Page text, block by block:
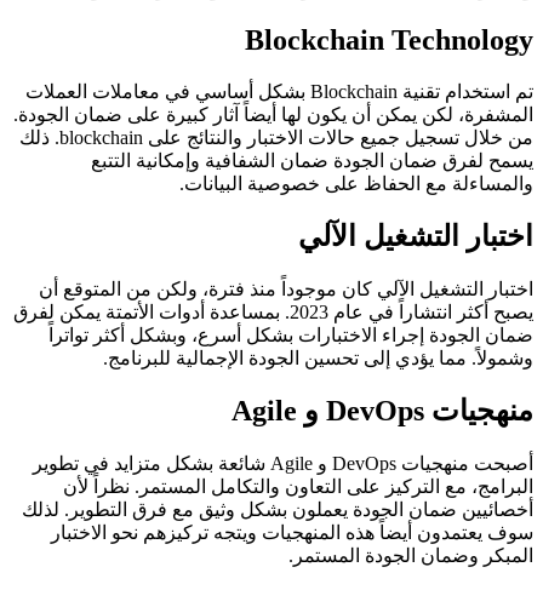
Blockchain Technology
تم استخدام تقنية Blockchain بشكل أساسي في معاملات العملات
المشفرة، لكن يمكن أن يكون لها أيضاً آثار كبيرة على ضمان الجودة.
من خلال تسجيل جميع حالات الاختبار والنتائج على blockchain. ذلك
يسمح لفرق ضمان الجودة ضمان الشفافية وإمكانية التتبع
والمساءلة مع الحفاظ على خصوصية البيانات.
اختبار التشغيل الآلي
اختبار التشغيل الآلي كان موجوداً منذ فترة، ولكن من المتوقع أن
يصبح أكثر انتشاراً في عام 2023. بمساعدة أدوات الأتمتة يمكن لفرق
ضمان الجودة إجراء الاختبارات بشكل أسرع، وبشكل أكثر تواتراً
وشمولاً. مما يؤدي إلى تحسين الجودة الإجمالية للبرنامج.
منهجيات DevOps و Agile
أصبحت منهجيات DevOps و Agile شائعة بشكل متزايد في تطوير
البرامج، مع التركيز على التعاون والتكامل المستمر. نظراً لأن
أخصائيين ضمان الجودة يعملون بشكل وثيق مع فرق التطوير. لذلك
سوف يعتمدون أيضاً هذه المنهجيات ويتجه تركيزهم نحو الاختبار
المبكر وضمان الجودة المستمر.